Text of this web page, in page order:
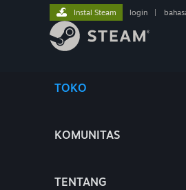
TOKO
KOMUNITAS
TENTANG
Instal Steam login